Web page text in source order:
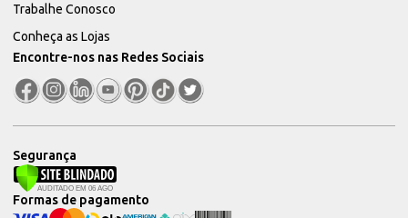
Trabalhe Conosco
Conheça as Lojas
Encontre-nos nas Redes Sociais
Segurança
Formas de pagamento